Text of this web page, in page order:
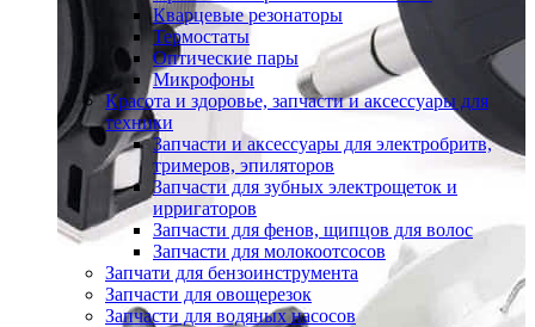
Кварцевые резонаторы
Термостаты
Оптические пары
Микрофоны
Красота и здоровье, запчасти и аксессуары для
техники
Запчасти и аксессуары для электробритв,
тримеров, эпиляторов
Запчасти для зубных электрощеток и
ирригаторов
Запчасти для фенов, щипцов для волос
Запчасти для молокоотсосов
Запчати для бензоинструмента
Запчасти для овощерезок
Запчасти для водяных насосов